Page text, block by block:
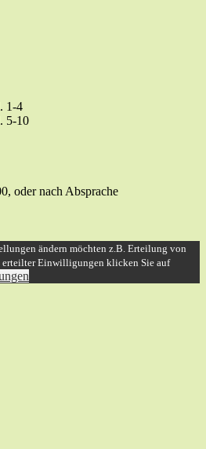
1-4
5-10
oder nach Absprache
ändern möchten z.B. Erteilung von
Einwilligungen klicken Sie auf